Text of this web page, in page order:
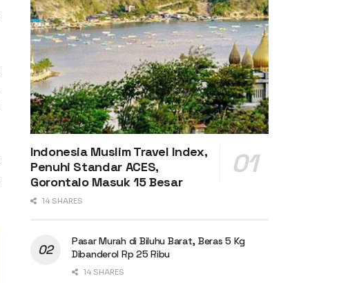
Indonesia Muslim Travel Index,
Penuhi Standar ACES,
Gorontalo Masuk 15 Besar
14 SHARES
Pasar Murah di Biluhu Barat, Beras 5 Kg
Dibanderol Rp 25 Ribu
14 SHARES